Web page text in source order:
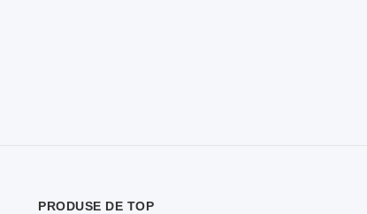
PRODUSE DE TOP